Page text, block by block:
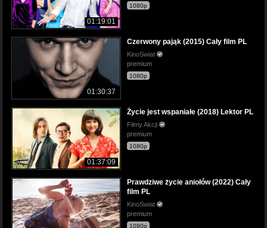
01:19:01
1080p
01:30:37
Czerwony pająk (2015) Cały film PL
KinoSwiat
premium
1080p
01:37:09
Życie jest wspaniałe (2018) Lektor PL
Filmy Akcji
premium
1080p
Prawdziwe życie aniołów (2022) Cały
film PL
KinoSwiat
premium
1080p